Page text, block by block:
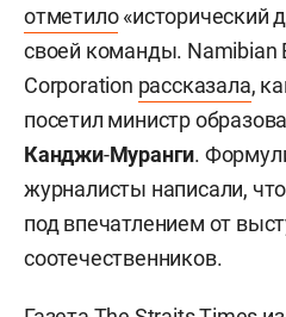
отметило«исторический
своей команды. Namibian
Corporation рассказала,
посетил министр
Канджи-Муранги.
журналисты написали,
под впечатлением от
соотечественников.